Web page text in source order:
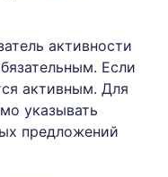
активности
Если
активным. Для
указывать
предложений